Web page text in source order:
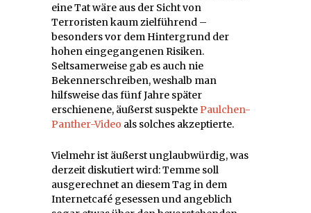
eine Tat wäre aus der Sicht von
Terroristen kaum zielführend –
besonders vor dem Hintergrund der
hohen eingegangenen Risiken.
Seltsamerweise gab es auch nie
Bekennerschreiben, weshalb man
hilfsweise das fünf Jahre später
erschienene, äußerst suspektePaulchen-
Panther-Video als solches akzeptierte.
Vielmehr ist äußerst unglaubwürdig, was
derzeit diskutiert wird: Temme soll
ausgerechnet an diesem Tag in dem
Internetcafé gesessen und angeblich